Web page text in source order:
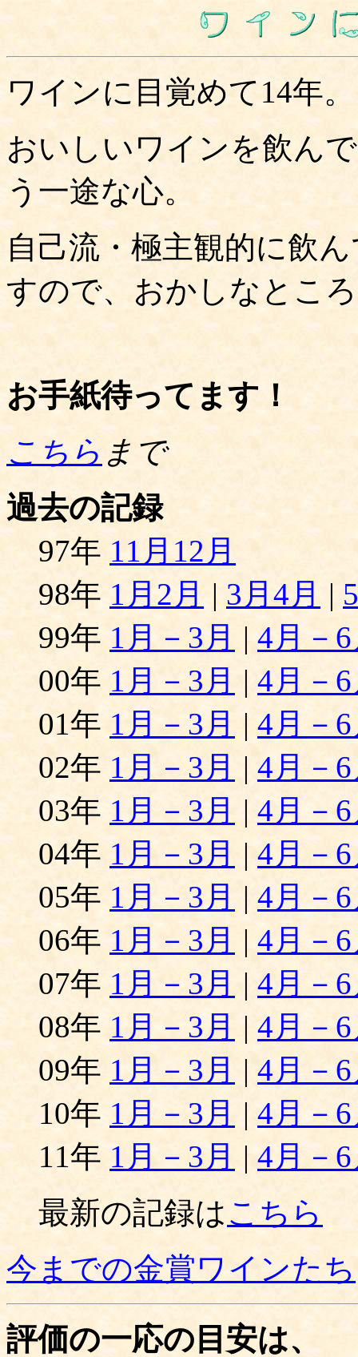
ワインに目覚めて14年。
おいしいワインを飲ん
う一途な心。
自己流・極主観的に飲
すので、おかしなとこ
お手紙待ってます！
こちら まで
過去の記録
97年 11月12月
98年 1月2月 | 3月4月 |
99年 1月－3月 | 4月－
00年 1月－3月 | 4月－
01年 1月－3月 | 4月－
02年 1月－3月 | 4月－
03年 1月－3月 | 4月－
04年 1月－3月 | 4月－
05年 1月－3月 | 4月－
06年 1月－3月 | 4月－
07年 1月－3月 | 4月－
08年 1月－3月 | 4月－
09年 1月－3月 | 4月－
10年 1月－3月 | 4月－
11年 1月－3月 | 4月－
最新の記録はこちら
今までの金賞ワインたち
評価の一応の目安は、